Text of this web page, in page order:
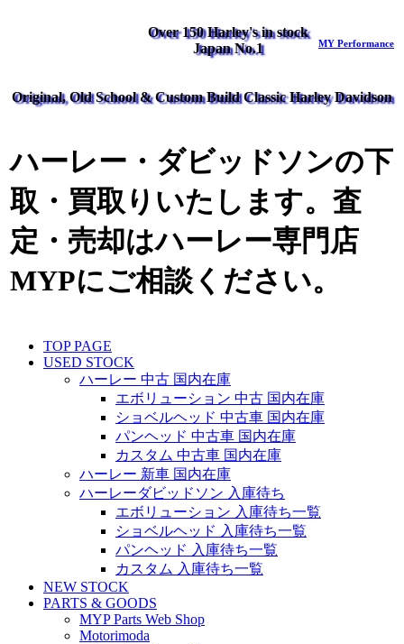
Over 150 Harley's in stock
Japan No.1
MY Performance
Original, Old School & Custom Build Classic Harley Davidson
ハーレー・ダビッドソンの下
取・買取りいたします。査
定・売却はハーレー専門店
MYPにご相談ください。
TOP PAGE
USED STOCK
ハーレー 中古 国内在庫
エボリューション 中古 国内在庫
ショベルヘッド 中古車 国内在庫
パンヘッド 中古車 国内在庫
カスタム 中古車 国内在庫
ハーレー 新車 国内在庫
ハーレーダビッドソン 入庫待ち
エボリューション 入庫待ち一覧
ショベルヘッド 入庫待ち一覧
パンヘッド 入庫待ち一覧
カスタム 入庫待ち一覧
NEW STOCK
PARTS & GOODS
MYP Parts Web Shop
Motorimoda